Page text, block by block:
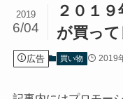
２０１
が買っ
2019
6/04
広告 買い物 2019